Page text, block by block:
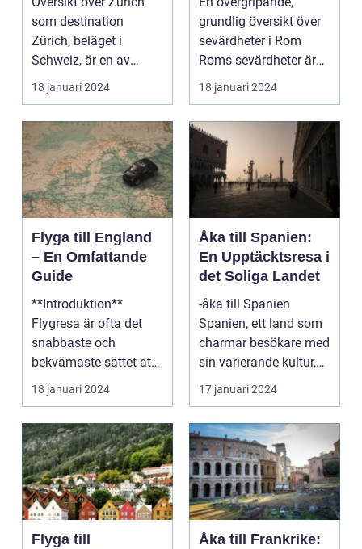
som destination
Zürich, beläget i
Schweiz, är en av
Europas mest
populära dest...
18 januari 2024
grundlig översikt över
sevärdheter i Rom
Roms sevärdheter är
känt över hela världe...
18 januari 2024
Flyga till England
– En Omfattande
Guide
**Introduktion**
Flygresa är ofta det
snabbaste och
bekvämaste sättet att
resa till England från
ol...
18 januari 2024
Åka till Spanien:
En Upptäcktsresa i
det Soliga Landet
-åka till Spanien
Spanien, ett land som
charmar besökare med
sin varierande kultur,
vackra stränder...
17 januari 2024
Flyga till
Åka till Frankrike: